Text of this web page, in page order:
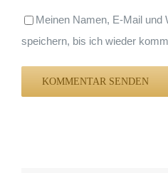
Meinen Namen, E-Mail und
speichern, bis ich wieder